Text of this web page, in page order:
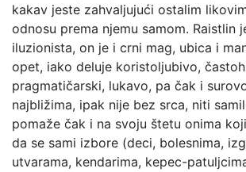
kakav jeste zahvaljujući ostalim
odnosu prema njemu samom. Raistlin
iluzionista, on je i crni mag, ubica i
opet, iako deluje koristoljubivo,
pragmatičarski, lukavo, pa čak i
najbližima, ipak nije bez srca, niti
pomaže čak i na svoju štetu onima
da se sami izbore (deci, bolesnima,
utvarama, kendarima, kepec-